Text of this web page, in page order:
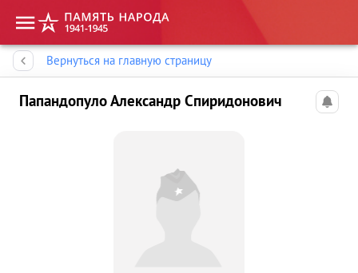
Вернуться на главную страницу
Папандопуло Александр Спиридонович
Память народа